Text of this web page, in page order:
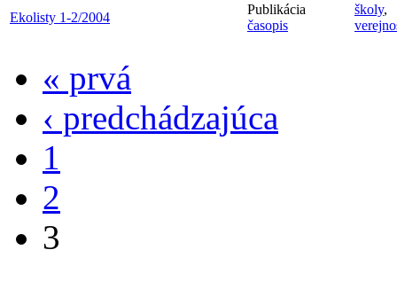
Ekolisty 1-2/2004
Publikácia
časopis
školy,
« prvá
‹ predchádzajúca
1
2
3